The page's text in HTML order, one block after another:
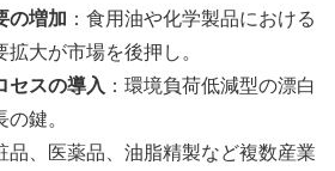
の増加 ：食用油や化学製品における
大が市場を後押し。
セスの導入 ：環境負荷低減型の漂白
鍵。
品、医薬品、油脂精製など複数産業